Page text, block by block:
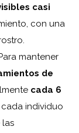
casi
con una
mantener
de
cada 6
individuo